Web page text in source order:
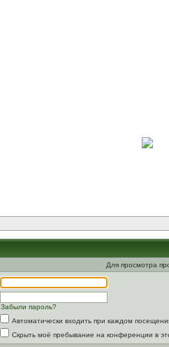
Для просмотра
Забыли пароль?
Автоматически входить при каждом
Скрыть моё пребывание на конференции в